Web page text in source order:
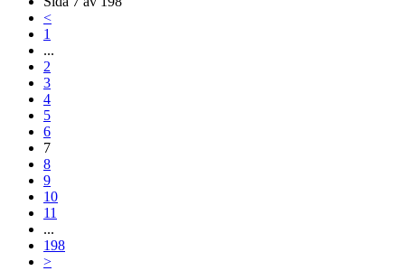
<
1
...
2
3
4
5
6
7
8
9
10
11
...
198
>